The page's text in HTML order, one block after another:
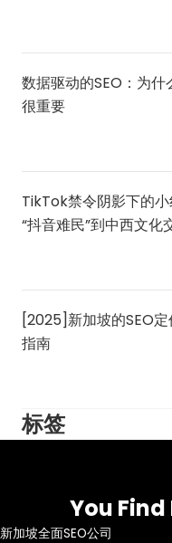
数据驱动的SEO：为什
很重要
TikTok禁令阴影下的
“抖音难民”到中西文化
[2025]新加坡的SEO
指南
标签
You
新加坡全面SEO公司